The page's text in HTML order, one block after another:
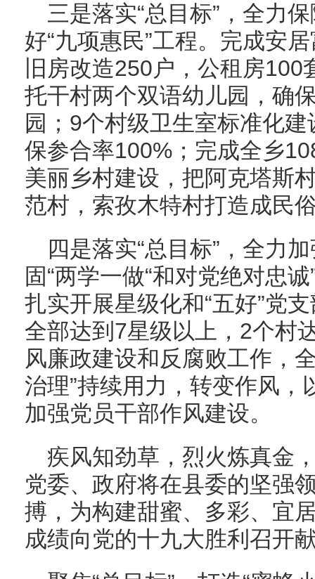
三是落实“总目标”，全力
好“九项惠民”工程。完成安
旧房改造250户，公租房
托干村两个双语幼儿园，确
园；9个村级卫生室标准化
保参合率100%；完成全乡
美丽乡村建设，把阿克塔斯
范村，索孜木特村打造成民
四是落实“总目标”，全力
固“两学一做“和对党绝对忠
扎实开展星级化和“五好”党
全部达到7星级以上，2个村
风廉政建设和反腐败工作，
治理”持续用力，转变作风，
加强党员干部作风建设。
疾风知劲草，烈火炼真金
党委、政府将在县委的坚强
搏，为构建甜蜜、多彩、宜
成绩向党的十九大胜利召开